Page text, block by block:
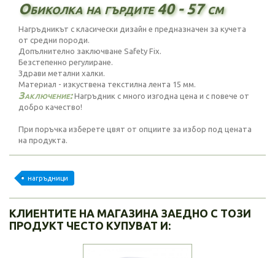
Обиколка на гърдите 40 - 57 см
Нагръдникът с класически дизайн е предназначен за кучета
от средни породи.
Допълнително заключване Safety Fix.
Безстепенно регулиране.
Здрави метални халки.
Материал - изкуствена текстилна лента 15 мм.
Заключение:Нагръдник с много изгодна цена и с повече от
добро качество!
При поръчка изберете цвят от опциите за избор под цената
на продукта.
нагръдници
КЛИЕНТИТЕ НА МАГАЗИНА ЗАЕДНО С ТОЗИ
ПРОДУКТ ЧЕСТО КУПУВАТ И: